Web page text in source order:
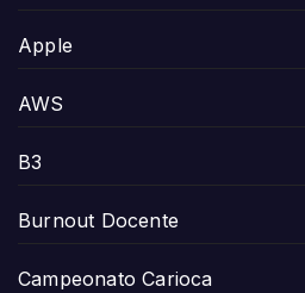
Apple
AWS
B3
Burnout Docente
Campeonato Carioca